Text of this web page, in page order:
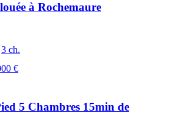
à Rochemaure
3 ch.
€
5 Chambres 15min de